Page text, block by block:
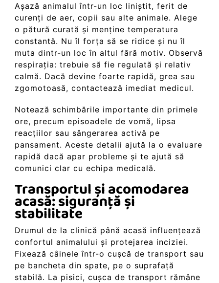
Așază animalul într-un loc liniștit, ferit de
curenți de aer, copii sau alte animale. Alege
o pătură curată și menține temperatura
constantă. Nu îl forța să se ridice și nu îl
muta dintr-un loc în altul fără motiv. Observă
respirația: trebuie să fie regulată și relativ
calmă. Dacă devine foarte rapidă, grea sau
zgomotoasă, contactează imediat medicul.
Notează schimbările importante din primele
ore, precum episoadele de vomă, lipsa
reacțiilor sau sângerarea activă pe
pansament. Aceste detalii ajută la o evaluare
rapidă dacă apar probleme și te ajută să
comunici clar cu echipa medicală.
Transportul și acomodarea
acasă: siguranță și
stabilitate
Drumul de la clinică până acasă influențează
confortul animalului și protejarea inciziei.
Fixează câinele într-o cușcă de transport sau
pe bancheta din spate, pe o suprafață
stabilă. La pisici, cușca de transport rămâne